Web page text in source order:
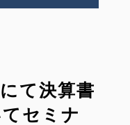
て決算書
セミナ